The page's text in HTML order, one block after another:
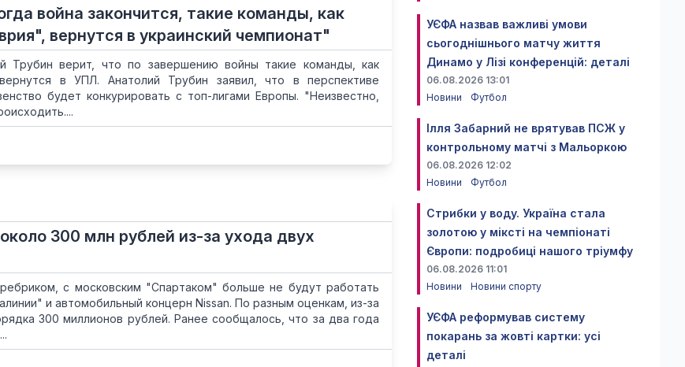
война закончится, такие команды, как
вернутся в украинский чемпионат"
Трубин верит, что по завершению войны такие команды, как
в УПЛ. Анатолий Трубин заявил, что в перспективе
будет конкурировать с топ-лигами Европы. "Неизвестно,
300 млн рублей из-за ухода двух
с московским "Спартаком" больше не будут работать
и автомобильный концерн Nissan. По разным оценкам, из-за
300 миллионов рублей. Ранее сообщалось, что за два года
УЄФА назвав важливі умови
сьогоднішнього матчу життя
Динамо у Лізі конференцій: деталі
06.08.2026 13:01
Новини
Футбол
Ілля Забарний не врятував ПСЖ у
контрольному матчі з Мальоркою
06.08.2026 12:02
Новини
Футбол
Стрибки у воду. Україна стала
золотою у міксті на чемпіонаті
Європи: подробиці нашого тріумфу
06.08.2026 11:01
Новини
Новини спорту
УЄФА реформував систему
покарань за жовті картки: усі
деталі